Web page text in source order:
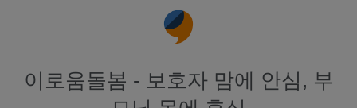
이로움돌봄 - 보호자 맘에 안심, 부